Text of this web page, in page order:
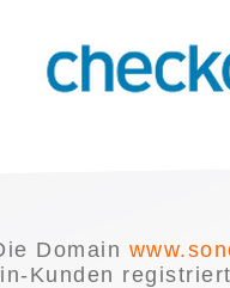
Domain
Kunden